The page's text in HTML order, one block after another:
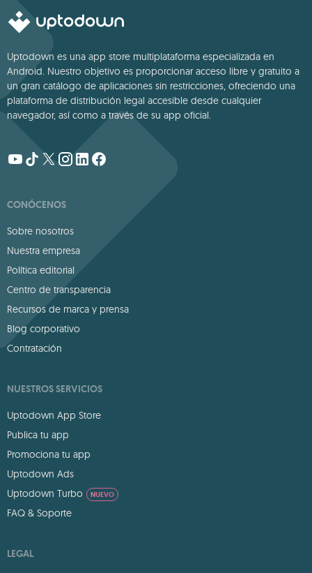
Uptodown es una app store multiplataforma especializada en
Android. Nuestro objetivo es proporcionar acceso libre y gratuito a
un gran catálogo de aplicaciones sin restricciones, ofreciendo una
plataforma de distribución legal accesible desde cualquier
navegador, así como a través de su app oficial.
CONÓCENOS
Sobre nosotros
Nuestra empresa
Política editorial
Centro de transparencia
Recursos de marca y prensa
Blog corporativo
Contratación
NUESTROS SERVICIOS
Uptodown App Store
Publica tu app
Promociona tu app
Uptodown Ads
Uptodown Turbo
NUEVO
FAQ & Soporte
LEGAL